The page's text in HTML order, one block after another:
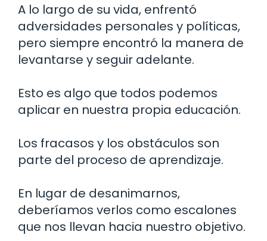
A lo largo de su vida, enfrentó
adversidades personales y políticas,
pero siempre encontró la manera de
levantarse y seguir adelante.
Esto es algo que todos podemos
aplicar en nuestra propia educación.
Los fracasos y los obstáculos son
parte del proceso de aprendizaje.
En lugar de desanimarnos,
deberíamos verlos como escalones
que nos llevan hacia nuestro objetivo.